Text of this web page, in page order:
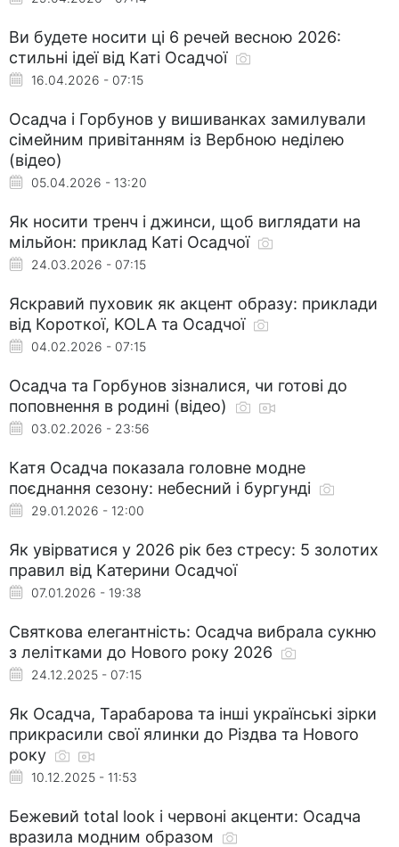
Ви будете носити ці 6 речей весною 2026:
стильні ідеї від Каті Осадчої
16.04.2026 - 07:15
Осадча і Горбунов у вишиванках замилували
сімейним привітанням із Вербною неділею
(відео)
05.04.2026 - 13:20
Як носити тренч і джинси, щоб виглядати на
мільйон: приклад Каті Осадчої
24.03.2026 - 07:15
Яскравий пуховик як акцент образу: приклади
від Короткої, KOLA та Осадчої
04.02.2026 - 07:15
Осадча та Горбунов зізналися, чи готові до
поповнення в родині (відео)
03.02.2026 - 23:56
Катя Осадча показала головне модне
поєднання сезону: небесний і бургунді
29.01.2026 - 12:00
Як увірватися у 2026 рік без стресу: 5 золотих
правил від Катерини Осадчої
07.01.2026 - 19:38
Святкова елегантність: Осадча вибрала сукню
з лелітками до Нового року 2026
24.12.2025 - 07:15
Як Осадча, Тарабарова та інші українські зірки
прикрасили свої ялинки до Різдва та Нового
року
10.12.2025 - 11:53
Бежевий total look і червоні акценти: Осадча
вразила модним образом